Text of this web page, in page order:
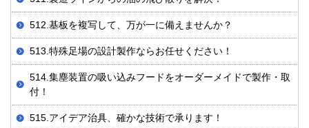
512.基板を複写して、万が一に備えませんか？
513.特殊足場の設計製作ならお任せください！
514.集塵装置の吸い込みフードをオーダーメイドで製作・取
付！
515.アイデア治具、確かな技術で承ります！